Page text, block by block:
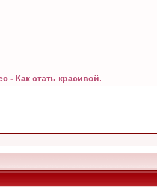
- Как стать красивой.